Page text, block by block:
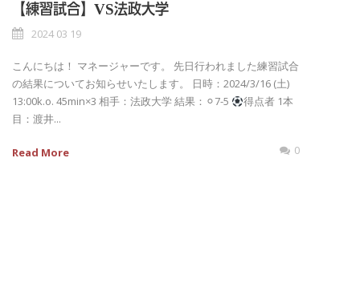
【練習試合】VS法政大学
2024 03 19
こんにちは！ マネージャーです。 先日行われました練習試合
の結果についてお知らせいたします。 日時：2024/3/16 (土)
13:00k.o. 45min×3 相手：法政大学 結果：⚪︎7-5
得点者 1本
目：渡井...
Read More 0